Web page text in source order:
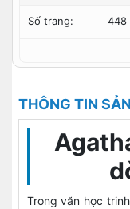
Số trang: 448
THÔNG TIN
Trong văn học